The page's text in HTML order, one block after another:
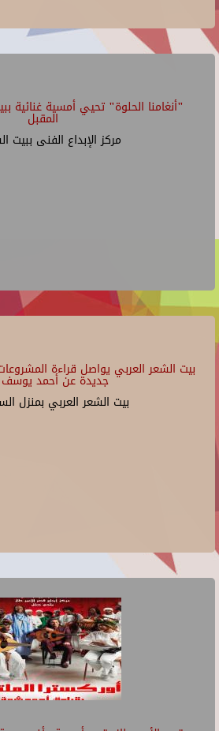
"أنغامنا الحلوة" تحيي أمسية غنائية
المقبل
مركز الإبداع الفنى ببيت
بيت الشعر العربي يواصل قراءة
جديدة عن أحمد
بيت الشعر العربي بمنزل